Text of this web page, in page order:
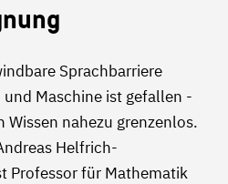
Sprachbarriere
Maschine ist gefallen -
Wissen nahezu grenzenlos.
Helfrich-
Professor für Mathematik